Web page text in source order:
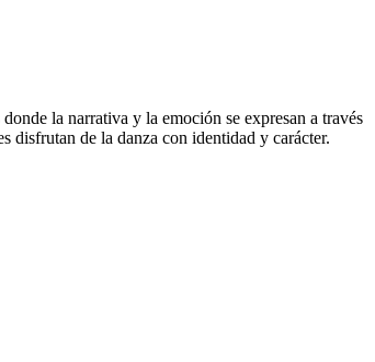
la narrativa y la emoción se expresan a través
disfrutan de la danza con identidad y carácter.